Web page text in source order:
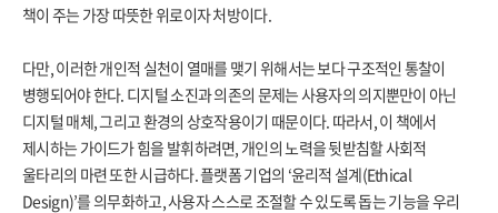
책이 주는 가장 따뜻한 위로이자 처방이다.
다만, 이러한 개인적 실천이 열매를 맺기 위해서는 보다 구조적인 통찰이
병행되어야 한다. 디지털 소진과 의존의 문제는 사용자의 의지뿐만이 아닌
디지털 매체, 그리고 환경의 상호작용이기 때문이다. 따라서, 이 책에서
제시하는 가이드가 힘을 발휘하려면, 개인의 노력을 뒷받침할 사회적
울타리의 마련 또한 시급하다. 플랫폼 기업의 ‘윤리적 설계(Ethical
Design)’를 의무화하고, 사용자 스스로 조절할 수 있도록 돕는 기능을 우리